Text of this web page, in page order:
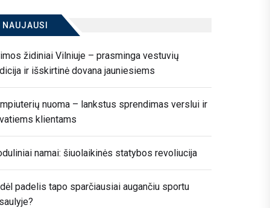
NAUJAUSI
židiniai Vilniuje – prasminga vestuvių
ir išskirtinė dovana jauniesiems
nuoma – lankstus sprendimas verslui ir
klientams
namai: šiuolaikinės statybos revoliucija
padelis tapo sparčiausiai augančiu sportu